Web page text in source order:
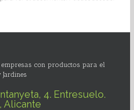
empresas con productos para el
4. Entresuelo.
Alicante